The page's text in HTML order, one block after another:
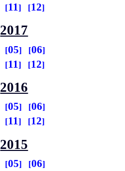
11 12
2017
05
06
11 12
2016
05
06
11 12
2015
05
06